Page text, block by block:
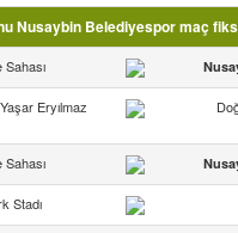
Nusaybin Belediyespor maç
Eryılmaz
Stadı